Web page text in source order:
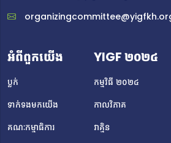
ពិសេសក្រុមយុវជន។គណៈកម្មាធិការអភិវឌ្
ពីបណ្ឌិតសភាបច្ចេកវិទ្យាឌីជីថលកម្ពុជា
សញ្ញាបត្រផ្នែកវិស្វកម្មសូហ្វវែរនៅសាកលវិ
(AUPP)។ទី បានស្គាល់ពីវេទិកា YIGF
បង្អស់នៅក្នុងឆ្នាំ ២០២៣ តាមរយៈសាលារ
នោះ លោកក៏មានចំណាប់អារម្មណ៍ ដោយសា
នេះផ្តោតលើបច្ចេកវិទ្យា និងការគាំទ្រលើប្
អំពីពួកយើង
ប្លក់
ទាក់ទងមកយើង
គណៈកម្មាធិការ
YIGF ២០២៤
កម្មវិធី ២០២៤
កាលវិភាគ
វាគ្មិន